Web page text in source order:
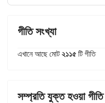
গীতি সংখ্যা
এখানে আছে মোট২১১৫ টি গীতি
সম্প্রতি যুক্ত হওয়া গীতি